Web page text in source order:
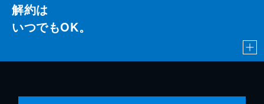
解約は
いつでもOK。